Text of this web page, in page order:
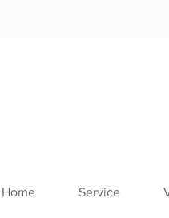
Home Service